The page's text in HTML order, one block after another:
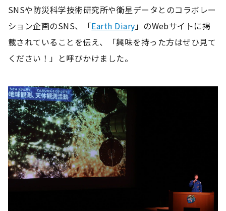
SNSや防災科学技術研究所や衛星データとのコラボレー
ション企画のSNS、「Earth Diary」のWebサイトに掲
載されていることを伝え、「興味を持った方はぜひ見て
ください！」と呼びかけました。